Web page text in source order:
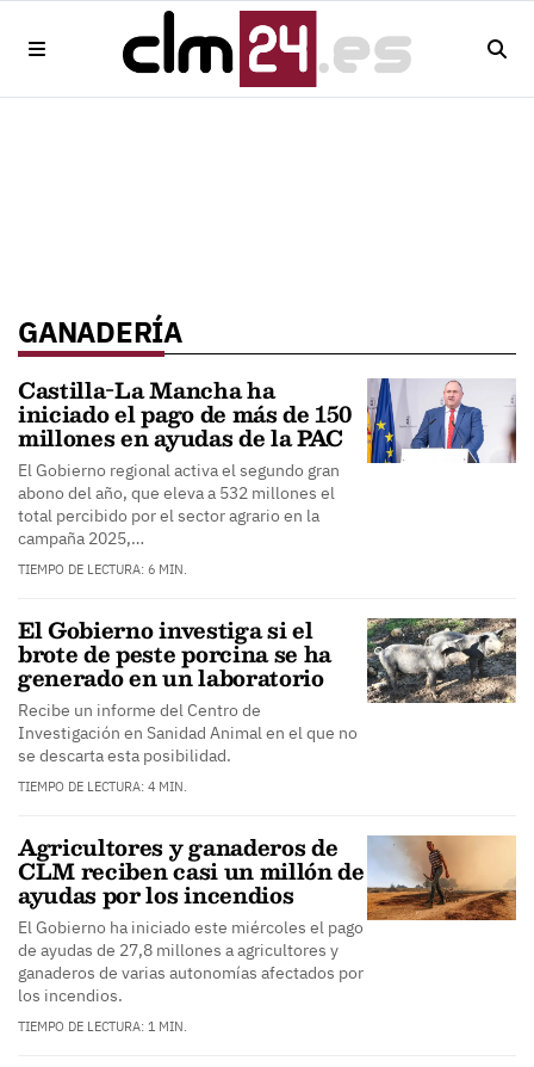
GANADERÍA
Castilla-La Mancha ha
iniciado el pago de más de 150
millones en ayudas de la PAC
El Gobierno regional activa el segundo gran
abono del año, que eleva a 532 millones el
total percibido por el sector agrario en la
campaña 2025,…
TIEMPO DE LECTURA: 6 MIN.
El Gobierno investiga si el
brote de peste porcina se ha
generado en un laboratorio
Recibe un informe del Centro de
Investigación en Sanidad Animal en el que no
se descarta esta posibilidad.
TIEMPO DE LECTURA: 4 MIN.
Agricultores y ganaderos de
CLM reciben casi un millón de
ayudas por los incendios
El Gobierno ha iniciado este miércoles el pago
de ayudas de 27,8 millones a agricultores y
ganaderos de varias autonomías afectados por
los incendios.
TIEMPO DE LECTURA: 1 MIN.